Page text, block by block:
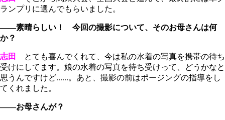
ランプリに選んでもらいました。
――素晴らしい！ 今回の撮影について、そのお母さんは何
か？
志田
とても喜んでくれて、今は私の水着の写真を携帯の待ち
受けにしてます。娘の水着の写真を待ち受けって、どうかなと
思うんですけど......。あと、撮影の前はポージングの指導をし
てくれました。
――お母さんが？